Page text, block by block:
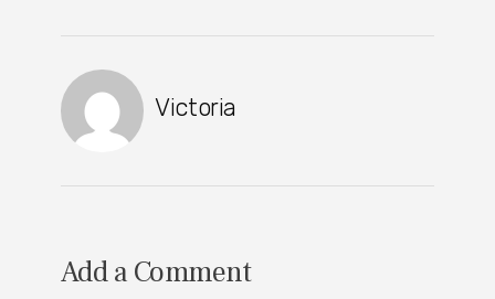
Victoria
Add a Comment